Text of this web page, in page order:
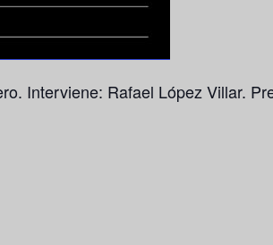
Interviene: Rafael López Villar.